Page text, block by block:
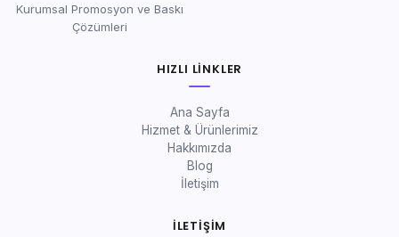
Kurumsal Promosyon ve Baskı
Çözümleri
HIZLI LINKLER
Ana Sayfa
Hizmet & Ürünlerimiz
Hakkımızda
Blog
İletişim
İLETIŞIM